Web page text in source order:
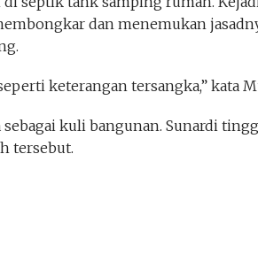
dan menemukan
keterangan tersangka,” kata
kuli bangunan. Sunardi
tersebut.